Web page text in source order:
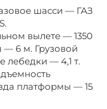
шасси — ГАЗ
вылете — 1350
— 6 м. Грузовой
лебедки — 4,1 т.
платформы — 15